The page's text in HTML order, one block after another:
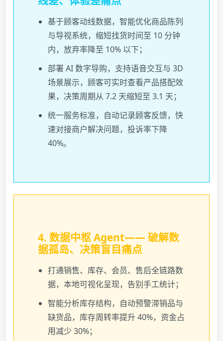
基于顾客动线数据，智能优化商品陈列
与导视系统，缩短找货时间至 10 分钟
内，放弃率降至 10% 以下；
部署 AI 数字导购，支持语音交互与 3D
场景展示，顾客可实时查看产品搭配效
果，决策周期从 7.2 天缩短至 3.1 天；
统一服务标准，自动记录顾客反馈，快
速对接商户解决问题，投诉率下降
40%。
4. 数据中枢 Agent—— 破解数
据孤岛、决策盲目痛点
打通销售、库存、会员、售后全链路数
据，本地可视化呈现，告别手工统计；
智能分析库存结构，自动预警滞销品与
缺货品，库存周转率提升 40%，资金占
用减少 30%；